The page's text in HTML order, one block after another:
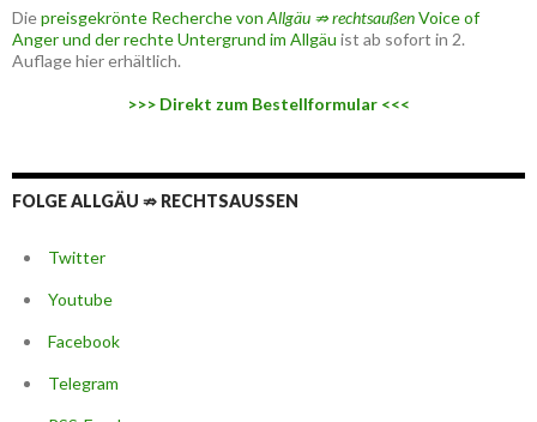
Diepreisgekrönte Recherche von Allgäu ⇏ rechtsaußenVoice of
Anger und der rechte Untergrund im Allgäu ist ab sofort in 2.
Auflage hier erhältlich.
>>> Direkt zum Bestellformular <<<
FOLGE ALLGÄU ⇏ RECHTSAUSSEN
Twitter
Youtube
Facebook
Telegram